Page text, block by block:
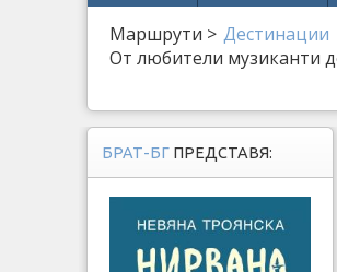
Маршрути > Дестинации
От любители музиканти
БРАТ-БГ ПРЕДСТАВЯ: